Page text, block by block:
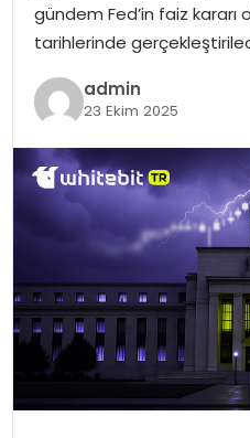
TEKNOLOJI
YAŞAM
gündem Fed’in faiz kararı
tarihlerinde
admin
23 Ekim 2025